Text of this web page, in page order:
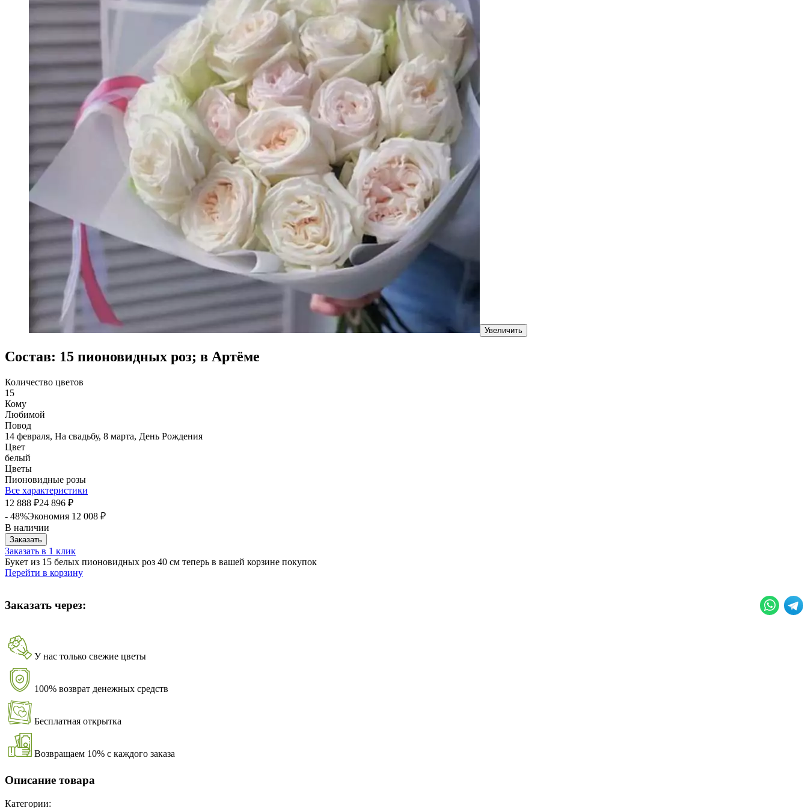
Увеличить
Состав: 15 пионовидных роз; в Артёме
Количество цветов
15
Кому
Любимой
Повод
14 февраля, На свадьбу, 8 марта, День Рождения
Цвет
белый
Цветы
Пионовидные розы
Все характеристики
12 888 ₽24 896 ₽
- 48%Экономия 12 008 ₽
В наличии
Заказать
Заказать в 1 клик
Букет из 15 белых пионовидных роз 40 см теперь в вашей корзине покупок
Перейти в корзину
Заказать через:
У нас только свежие цветы
100% возврат денежных средств
Бесплатная открытка
Возвращаем 10% с каждого заказа
Описание товара
Категории: